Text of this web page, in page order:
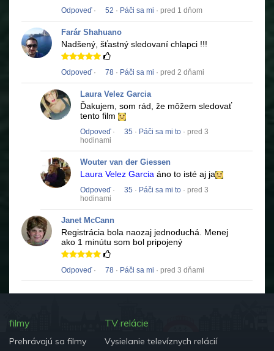
Odpoveď· 52 · Páči sa mi · pred 1 dňom
Farár Shahuano
Nadšený, šťastný sledovaní chlapci !!!
Odpoveď· 78 · Páči sa mi · pred 2 dňami
Laura Velez Garcia
Ďakujem, som rád, že môžem sledovať
tento film
Odpoveď· 35 · Páči sa mi to · pred 3
hodinami
Wouter van der Giessen
Laura Velez Garcia áno to isté aj ja
Odpoveď· 35 · Páči sa mi to · pred 3
hodinami
Janet McCann
Registrácia bola naozaj jednoduchá. Menej
ako 1 minútu som bol pripojený
Odpoveď· 78 · Páči sa mi · pred 3 dňami
filmy
Prehrávajú sa filmy
TV relácie
Vysielanie televíznych relácií